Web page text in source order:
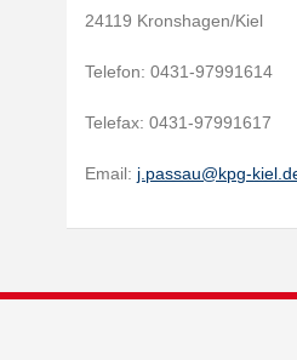
24119 Kronshagen/Kiel
Telefon: 0431-97991614
Telefax: 0431-97991617
Email: j.passau@kpg-